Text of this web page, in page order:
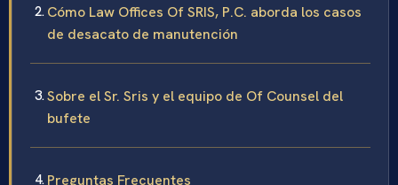
Cómo Law Offices Of SRIS, P.C. aborda los casos
de desacato de manutención
Sobre el Sr. Sris y el equipo de Of Counsel del
bufete
Preguntas Frecuentes